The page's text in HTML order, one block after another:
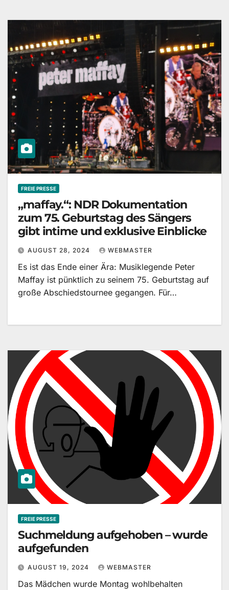
FREIE PRESSE
„maffay.“: NDR Dokumentation
zum 75. Geburtstag des Sängers
gibt intime und exklusive Einblicke
AUGUST 28, 2024 WEBMASTER
Es ist das Ende einer Ära: Musiklegende Peter
Maffay ist pünktlich zu seinem 75. Geburtstag auf
große Abschiedstournee gegangen. Für…
FREIE PRESSE
Suchmeldung aufgehoben – wurde
aufgefunden
AUGUST 19, 2024 WEBMASTER
Das Mädchen wurde Montag wohlbehalten